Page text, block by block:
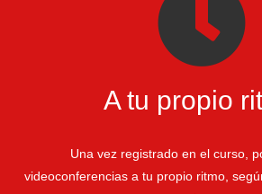
A tu propio
Una vez registrado en el curso,
videoconferencias a tu propio ritmo,